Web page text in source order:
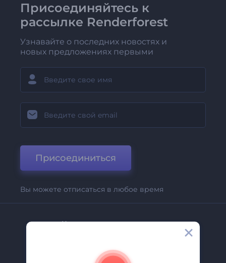
Присоединяйтесь к
рассылке Renderforest
Узнавайте о последних новостях и
новых предложениях первыми
Присоединиться
Вы можете отписаться в любое время
Компания
Свяжитесь С Нами